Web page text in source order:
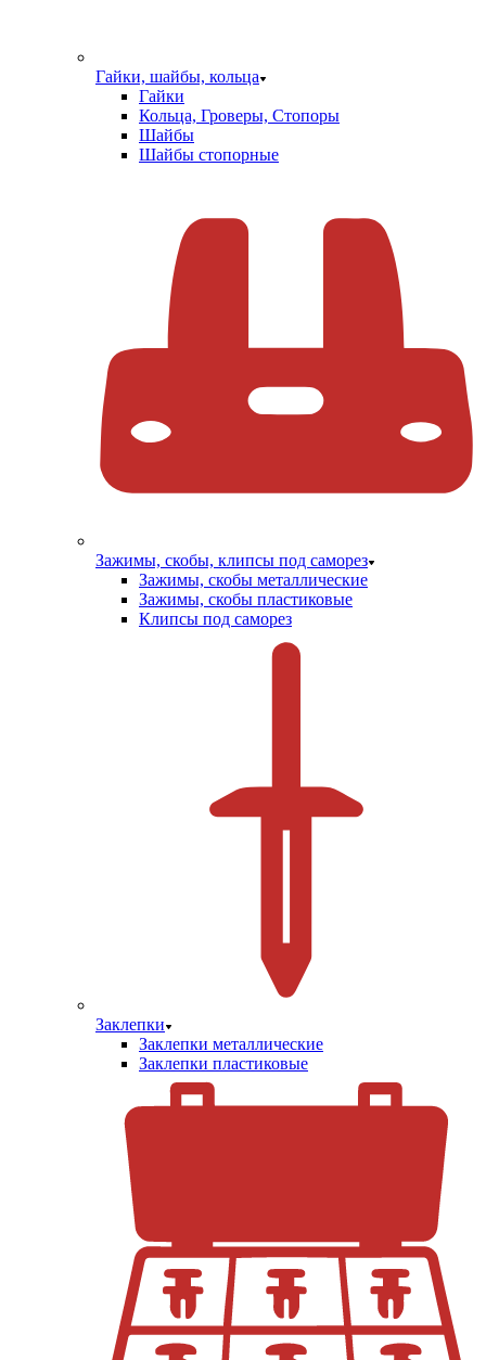
Гайки, шайбы, кольца
Гайки
Кольца, Гроверы, Стопоры
Шайбы
Шайбы стопорные
Зажимы, скобы, клипсы под саморез
Зажимы, скобы металлические
Зажимы, скобы пластиковые
Клипсы под саморез
Заклепки
Заклепки металлические
Заклепки пластиковые